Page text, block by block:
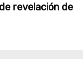
revelación de